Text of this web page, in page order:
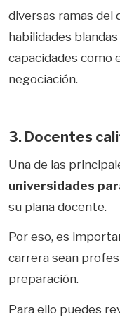
diversas ramas del
habilidades
capacidades como
negociación.
3. Docentes
Una de las
universidades
su plana docente.
Por eso, es
carrera sean
preparación.
Para ello puedes